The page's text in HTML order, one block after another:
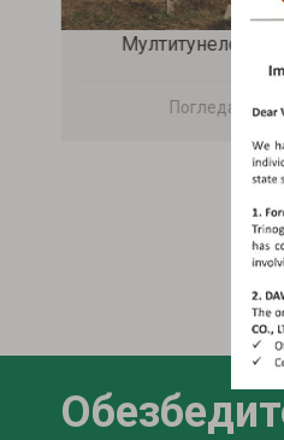
Мултитунелски
Погледај више